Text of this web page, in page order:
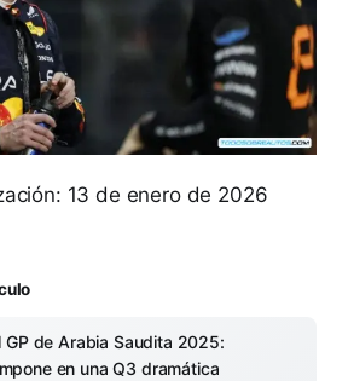
13 de enero de 2026
GP de Arabia Saudita 2025:
en una Q3 dramática